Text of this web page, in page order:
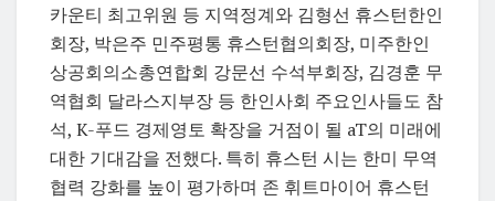
카운티 최고위원 등 지역정계와 김형선 휴스턴한인
회장, 박은주 민주평통 휴스턴협의회장, 미주한인
상공회의소총연합회 강문선 수석부회장, 김경훈 무
역협회 달라스지부장 등 한인사회 주요인사들도 참
석, K-푸드 경제영토 확장을 거점이 될 aT의 미래에
대한 기대감을 전했다. 특히 휴스턴 시는 한미 무역
협력 강화를 높이 평가하며 존 휘트마이어 휴스턴